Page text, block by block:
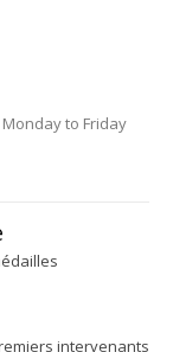
to Friday
intervenants